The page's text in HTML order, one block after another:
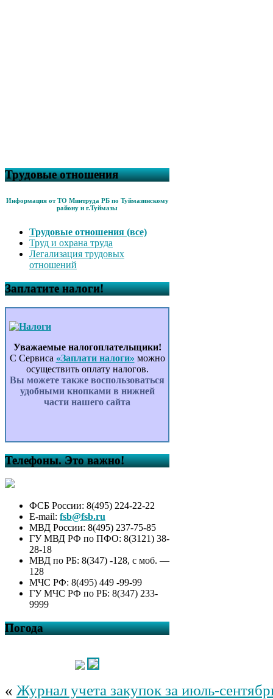
Трудовые отношения
Информация от ТО Минтруда РБ по Туймазинскому
району и г.Туймазы
Трудовые отношения (все)
Труд и охрана труда
Легализация трудовых
отношений
Заплатите налоги!
Уважаемые налогоплательщики!
С Сервиса «Заплати налоги» можно
осуществить оплату налогов.
Вы можете также воспользоваться
удобными кнопками в нижней
части нашего сайта
Телефоны. Это важно!
ФСБ России: 8(495) 224-22-22
E-mail: fsb@fsb.ru
МВД России: 8(495) 237-75-85
ГУ МВД РФ по ПФО: 8(3121) 38-
28-18
МВД по РБ: 8(347) -128, с моб. —
128
МЧС РФ: 8(495) 449 -99-99
ГУ МЧС РФ по РБ: 8(347) 233-
9999
Погода
« Журнал учета закупок за июль-